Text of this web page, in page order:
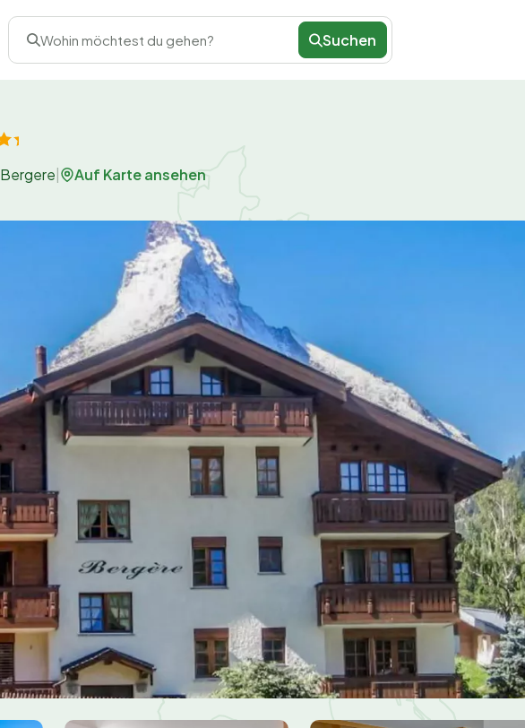
Wohin möchtest du gehen? Suchen
Bergere Auf Karte ansehen